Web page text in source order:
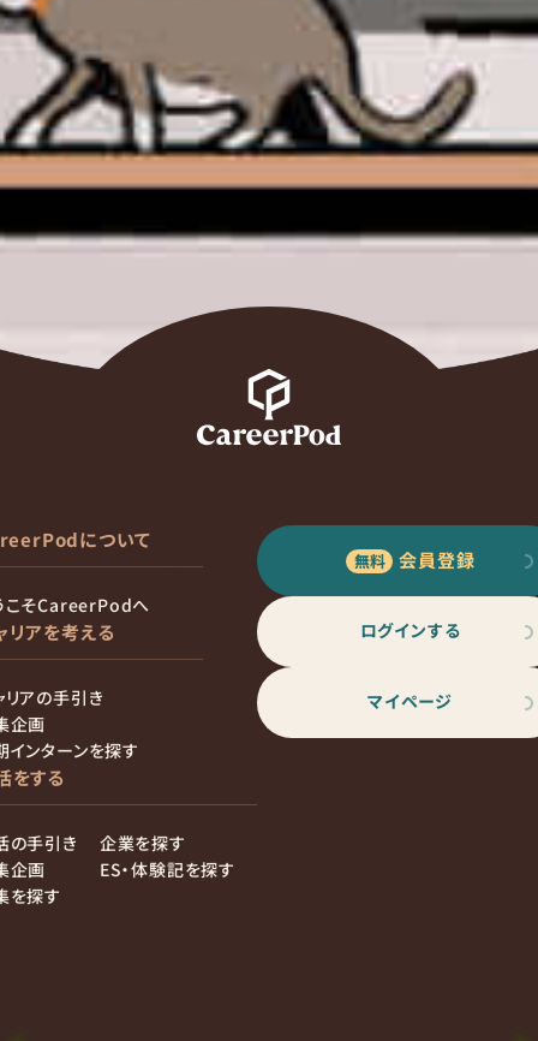
について
こそCareerPodへ
リアを考える
リアの手引き
企画
インターンを探す
をする
の手引き
企画
を探す
企業を探す
ES・体験記を探す
会員登録
ログインする
マイページ